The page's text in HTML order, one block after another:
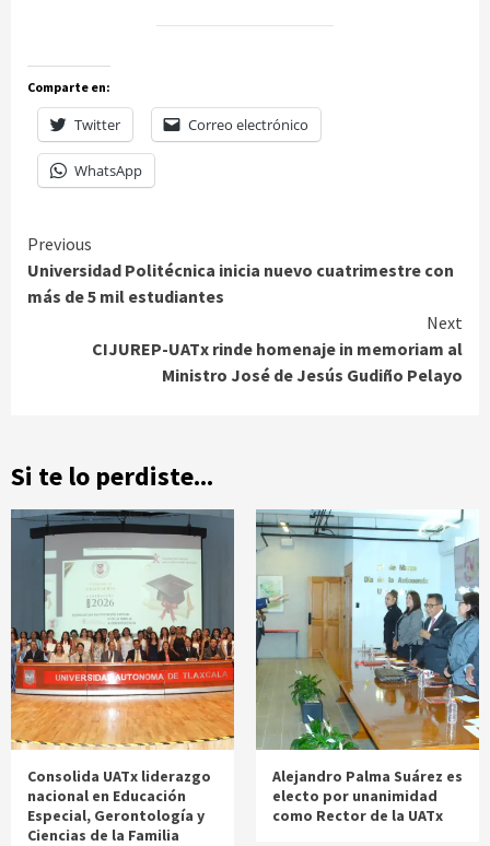
Comparte en:
Twitter Correo electrónico
WhatsApp
Continue
Reading
Previous
Universidad Politécnica inicia nuevo cuatrimestre con
más de 5 mil estudiantes
Next
CIJUREP-UATx rinde homenaje in memoriam al
Ministro José de Jesús Gudiño Pelayo
Si te lo perdiste...
Consolida UATx liderazgo
nacional en Educación
Especial, Gerontología y
Ciencias de la Familia
Alejandro Palma Suárez es
electo por unanimidad
como Rector de la UATx